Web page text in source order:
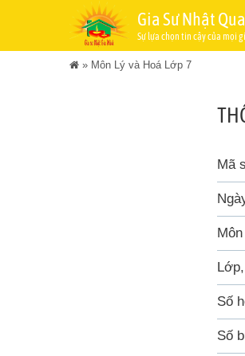
Gia Sư Nhật
Sự lựa chọn tin cậy của mọi
» Môn Lý và Hoá Lớp 7
Mã
Số
Số